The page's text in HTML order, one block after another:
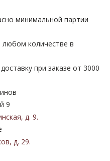
минимальной партии
любом количестве в
при заказе от 3000
9
, д. 9.
, д. 29.